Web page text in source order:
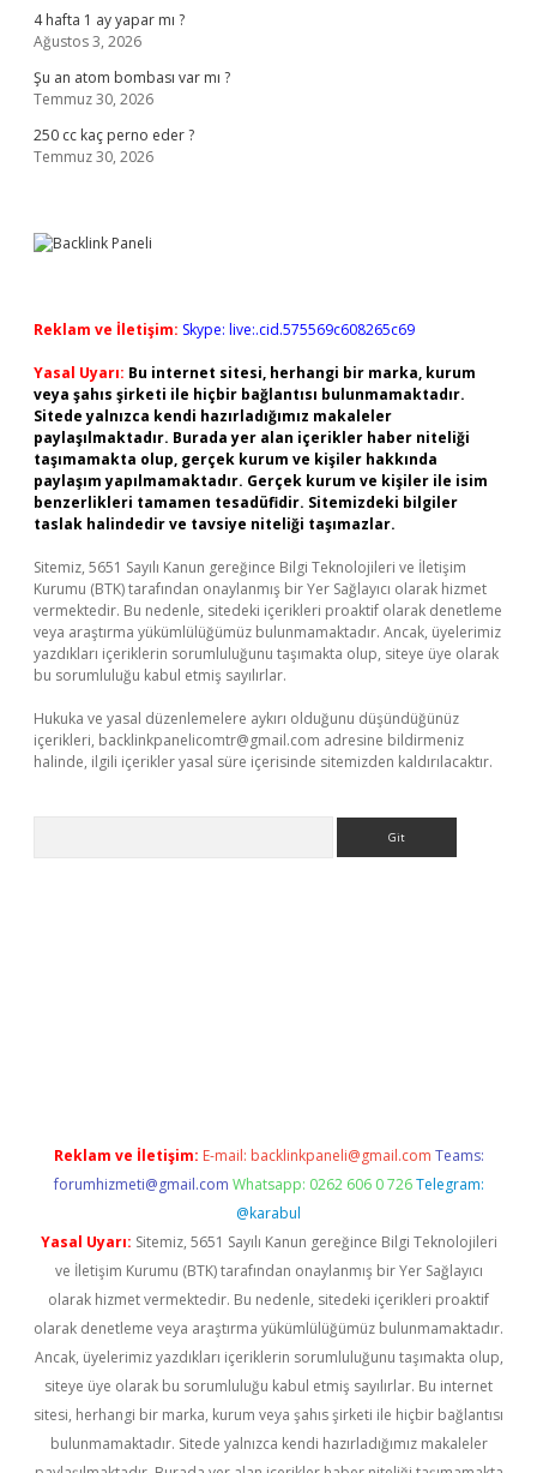
4 hafta 1 ay yapar mı ?
Ağustos 3, 2026
Şu an atom bombası var mı ?
Temmuz 30, 2026
250 cc kaç perno eder ?
Temmuz 30, 2026
Reklam ve İletişim: Skype: live:.cid.575569c608265c69
Yasal Uyarı: Bu internet sitesi, herhangi bir marka, kurum
veya şahıs şirketi ile hiçbir bağlantısı bulunmamaktadır.
Sitede yalnızca kendi hazırladığımız makaleler
paylaşılmaktadır. Burada yer alan içerikler haber niteliği
taşımamakta olup, gerçek kurum ve kişiler hakkında
paylaşım yapılmamaktadır. Gerçek kurum ve kişiler ile isim
benzerlikleri tamamen tesadüfidir. Sitemizdeki bilgiler
taslak halindedir ve tavsiye niteliği taşımazlar.
Sitemiz, 5651 Sayılı Kanun gereğince Bilgi Teknolojileri ve İletişim
Kurumu (BTK) tarafından onaylanmış bir Yer Sağlayıcı olarak hizmet
vermektedir. Bu nedenle, sitedeki içerikleri proaktif olarak denetleme
veya araştırma yükümlülüğümüz bulunmamaktadır. Ancak, üyelerimiz
yazdıkları içeriklerin sorumluluğunu taşımakta olup, siteye üye olarak
bu sorumluluğu kabul etmiş sayılırlar.
Hukuka ve yasal düzenlemelere aykırı olduğunu düşündüğünüz
içerikleri, backlinkpanelicomtr@gmail.com adresine bildirmeniz
halinde, ilgili içerikler yasal süre içerisinde sitemizden kaldırılacaktır.
Reklam ve İletişim: E-mail: backlinkpaneli@gmail.com Teams:
forumhizmeti@gmail.com Whatsapp: 0262 606 0 726 Telegram:
@karabul
Yasal Uyarı: Sitemiz, 5651 Sayılı Kanun gereğince Bilgi Teknolojileri
ve İletişim Kurumu (BTK) tarafından onaylanmış bir Yer Sağlayıcı
olarak hizmet vermektedir. Bu nedenle, sitedeki içerikleri proaktif
olarak denetleme veya araştırma yükümlülüğümüz bulunmamaktadır.
Ancak, üyelerimiz yazdıkları içeriklerin sorumluluğunu taşımakta olup,
siteye üye olarak bu sorumluluğu kabul etmiş sayılırlar. Bu internet
sitesi, herhangi bir marka, kurum veya şahıs şirketi ile hiçbir bağlantısı
bulunmamaktadır. Sitede yalnızca kendi hazırladığımız makaleler